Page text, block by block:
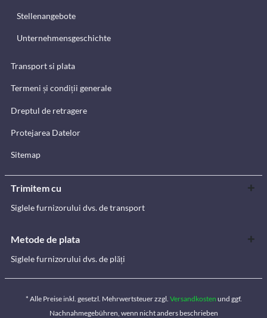
Stellenangebote
Unternehmensgeschichte
Transport si plata
Termeni și condiții generale
Dreptul de retragere
Protejarea Datelor
Sitemap
Trimitem cu
Siglele furnizorului dvs. de transport
Metode de plata
Siglele furnizorului dvs. de plăți
* Alle Preise inkl. gesetzl. Mehrwertsteuer zzgl. Versandkosten und ggf.
Nachnahmegebühren, wenn nicht anders beschrieben